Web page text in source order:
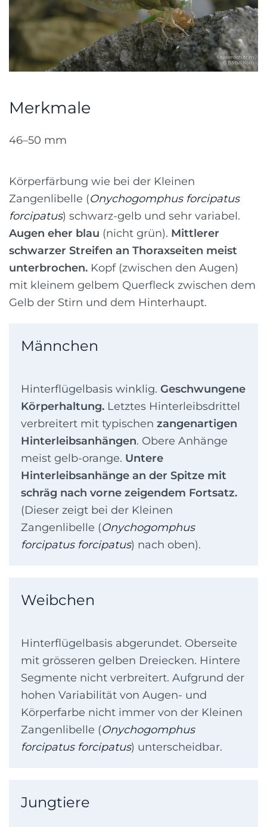
Merkmale
46–50 mm
Körperfärbung wie bei der Kleinen
Zangenlibelle (Onychogomphus forcipatus
forcipatus) schwarz-gelb und sehr variabel.
Augen eher blau (nicht grün). Mittlerer
schwarzer Streifen an Thoraxseiten meist
unterbrochen. Kopf (zwischen den Augen)
mit kleinem gelbem Querfleck zwischen dem
Gelb der Stirn und dem Hinterhaupt.
Männchen
Hinterflügelbasis winklig. Geschwungene
Körperhaltung. Letztes Hinterleibsdrittel
verbreitert mit typischen zangenartigen
Hinterleibsanhängen. Obere Anhänge
meist gelb-orange. Untere
Hinterleibsanhänge an der Spitze mit
schräg nach vorne zeigendem Fortsatz.
(Dieser zeigt bei der Kleinen
Zangenlibelle (Onychogomphus
forcipatus forcipatus) nach oben).
Weibchen
Hinterflügelbasis abgerundet. Oberseite
mit grösseren gelben Dreiecken. Hintere
Segmente nicht verbreitert. Aufgrund der
hohen Variabilität von Augen- und
Körperfarbe nicht immer von der Kleinen
Zangenlibelle (Onychogomphus
forcipatus forcipatus) unterscheidbar.
Jungtiere